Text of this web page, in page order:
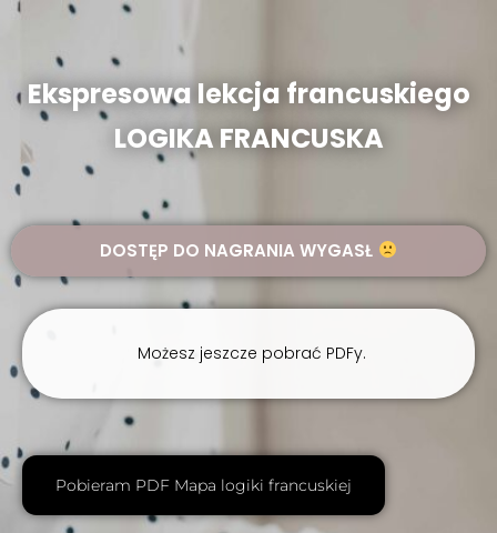
Ekspresowa lekcja francuskiego
LOGIKA FRANCUSKA
DOSTĘP DO NAGRANIA WYGASŁ
Możesz jeszcze pobrać PDFy.
Pobieram PDF Mapa logiki francuskiej